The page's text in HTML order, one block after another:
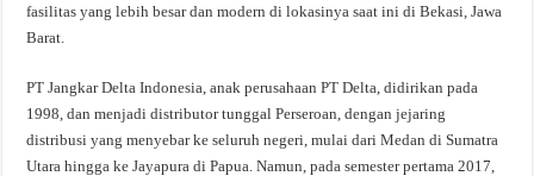
fasilitas yang lebih besar dan modern di lokasinya saat ini di Bekasi, Jawa
Barat.
PT Jangkar Delta Indonesia, anak perusahaan PT Delta, didirikan pada
1998, dan menjadi distributor tunggal Perseroan, dengan jejaring
distribusi yang menyebar ke seluruh negeri, mulai dari Medan di Sumatra
Utara hingga ke Jayapura di Papua. Namun, pada semester pertama 2017,